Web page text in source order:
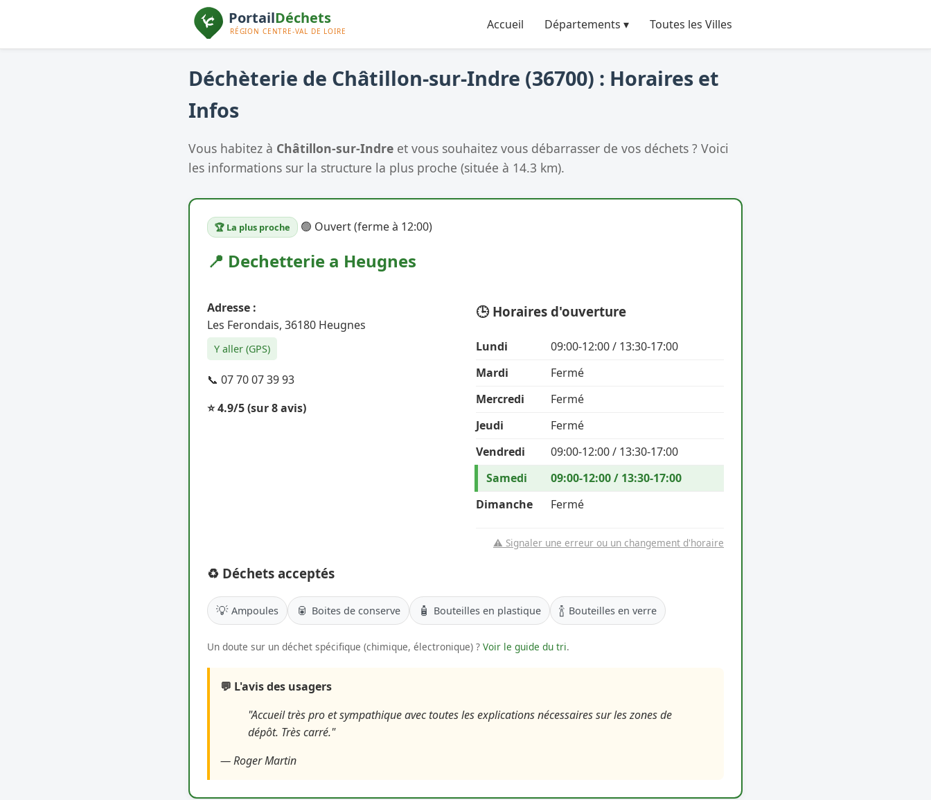
Accueil Départements ▾ Toutes les Villes
Déchèterie de Châtillon-sur-Indre (36700) : Horaires et
Infos
Vous habitez à Châtillon-sur-Indre et vous souhaitez vous débarrasser de vos déchets ? Voici
les informations sur la structure la plus proche (située à 14.3 km).
🏆 La plus proche 🟢 Ouvert (ferme à 12:00)
📍 Dechetterie a Heugnes
Adresse :
Les Ferondais, 36180 Heugnes
Y aller (GPS)
📞 07 70 07 39 93
⭐ 4.9/5(sur 8 avis)
🕒 Horaires d'ouverture
Lundi
09:00-12:00 / 13:30-17:00
Mardi
Fermé
Mercredi
Fermé
Jeudi
Fermé
Vendredi
09:00-12:00 / 13:30-17:00
Samedi
09:00-12:00 / 13:30-17:00
Dimanche
Fermé
⚠️ Signaler une erreur ou un changement d'horaire
♻️ Déchets acceptés
💡 Ampoules 🥫 Boites de conserve 🧴 Bouteilles en plastique 🍾 Bouteilles en verre
Un doute sur un déchet spécifique (chimique, électronique) ? Voir le guide du tri.
💬 L'avis des usagers
"Accueil très pro et sympathique avec toutes les explications nécessaires sur les zones de
dépôt. Très carré."
— Roger Martin